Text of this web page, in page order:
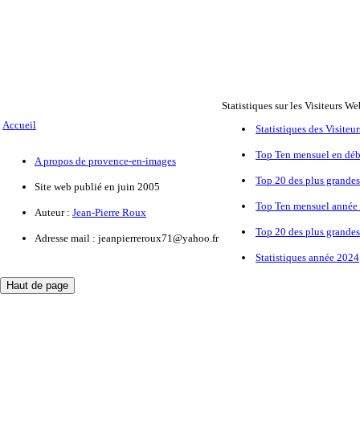
Accueil
A propos de provence-en-images
Site web publié en juin 2005
Auteur : Jean-Pierre Roux
Adresse mail : jeanpierreroux71@yahoo.fr
Statistiques sur les Visiteurs
Statistiques des
Top Ten mensuel en
Top 20 des plus
Top Ten mensuel
Top 20 des plus
Statistiques année 2024
Haut de page